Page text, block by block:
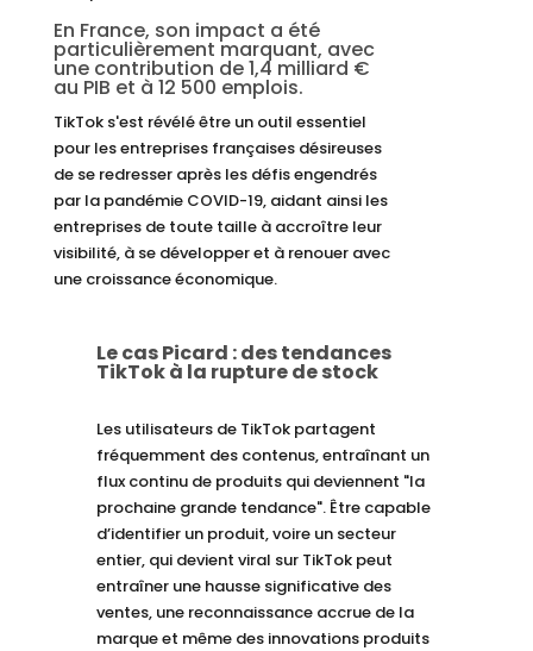
En France, son impact a été
particulièrement marquant, avec
une contribution de 1,4 milliard €
au PIB et à 12 500 emplois.
TikTok s'est révélé être un outil essentiel
pour les entreprises françaises désireuses
de se redresser après les défis engendrés
par la pandémie COVID-19, aidant ainsi les
entreprises de toute taille à accroître leur
visibilité, à se développer et à renouer avec
une croissance économique.
Le cas Picard : des tendances
TikTok à la rupture de stock
Les utilisateurs de TikTok partagent
fréquemment des contenus, entraînant un
flux continu de produits qui deviennent "la
prochaine grande tendance". Être capable
d’identifier un produit, voire un secteur
entier, qui devient viral sur TikTok peut
entraîner une hausse significative des
ventes, une reconnaissance accrue de la
marque et même des innovations produits